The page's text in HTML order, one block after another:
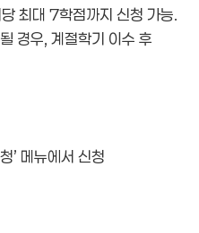
최대 7학점까지 신청 가능.
경우, 계절학기 이수 후
’ 메뉴에서 신청